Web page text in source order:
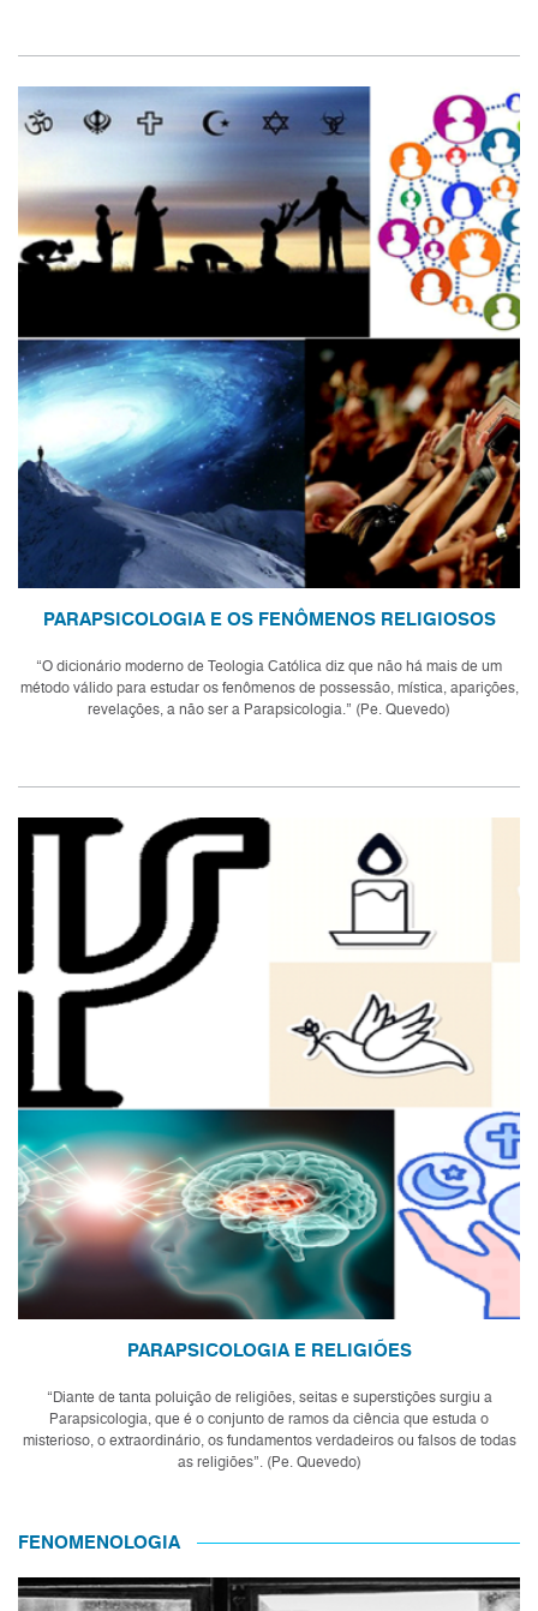
PARAPSICOLOGIA E OS FENÔMENOS RELIGIOSOS
“O dicionário moderno de Teologia Católica diz que não há mais de um
método válido para estudar os fenômenos de possessão, mística, aparições,
revelações, a não ser a Parapsicologia.” (Pe. Quevedo)
PARAPSICOLOGIA E RELIGIÕES
“Diante de tanta poluição de religiões, seitas e superstições surgiu a
Parapsicologia, que é o conjunto de ramos da ciência que estuda o
misterioso, o extraordinário, os fundamentos verdadeiros ou falsos de todas
as religiões”. (Pe. Quevedo)
FENOMENOLOGIA